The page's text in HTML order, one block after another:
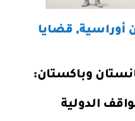
أوراسية, قضايا
وباكستان:
الدولية